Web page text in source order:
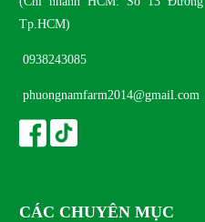
Tp.HCM)
0938243085
phuongnamfarm2014@gmail.com
CÁC CHUYÊN MỤC